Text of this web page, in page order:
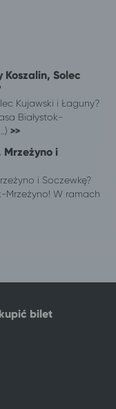
Koszalin, Solec
Kujawski i Łaguny?
Białystok-
>>
Mrzeżyno i
i Soczewkę?
Mrzeżyno! W ramach
bilet